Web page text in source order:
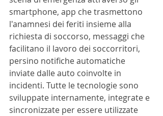
smartphone, app che trasmettono
l'anamnesi dei feriti insieme alla
richiesta di soccorso, messaggi che
facilitano il lavoro dei soccorritori,
persino notifiche automatiche
inviate dalle auto coinvolte in
incidenti. Tutte le tecnologie sono
sviluppate internamente, integrate e
sincronizzate per essere utilizzate